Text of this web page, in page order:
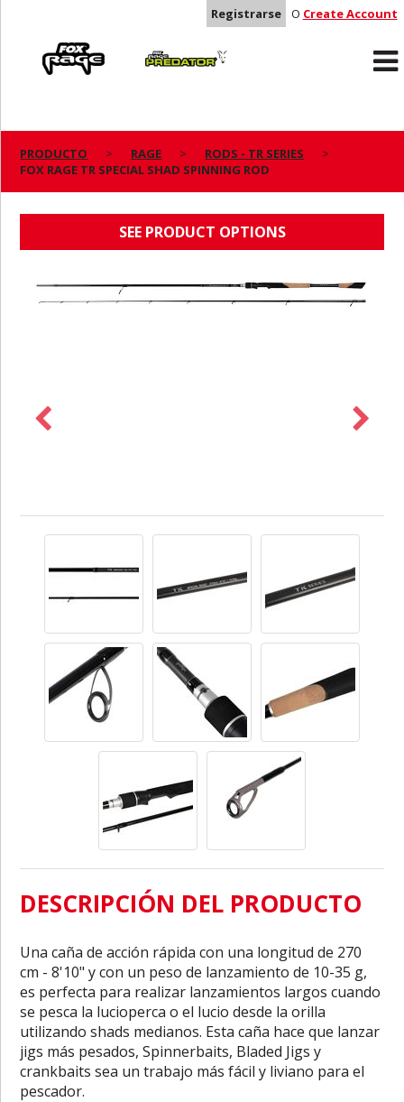
Registrarse O Create Account
Predator
PRODUCTO RAGE
RODS - TR SERIES
FOX RAGE TR SPECIAL SHAD SPINNING ROD
SEE PRODUCT OPTIONS
DESCRIPCIÓN DEL PRODUCTO
Una caña de acción rápida con una longitud de 270
cm - 8'10" y con un peso de lanzamiento de 10-35 g,
es perfecta para realizar lanzamientos largos cuando
se pesca la lucioperca o el lucio desde la orilla
utilizando shads medianos. Esta caña hace que lanzar
jigs más pesados, Spinnerbaits, Bladed Jigs y
crankbaits sea un trabajo más fácil y liviano para el
pescador.